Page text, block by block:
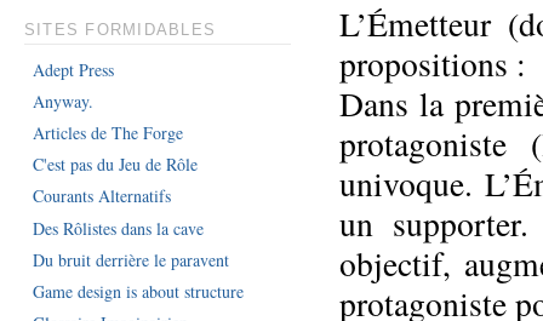
L’Émetteur
propositions :
Dans la
univoque.
un
objectif,
protagoniste
SITES FORMIDABLES
Adept Press
Anyway.
Articles de The Forge
C'est pas du Jeu de Rôle
Courants Alternatifs
Des Rôlistes dans la cave
Du bruit derrière le paravent
Game design is about structure